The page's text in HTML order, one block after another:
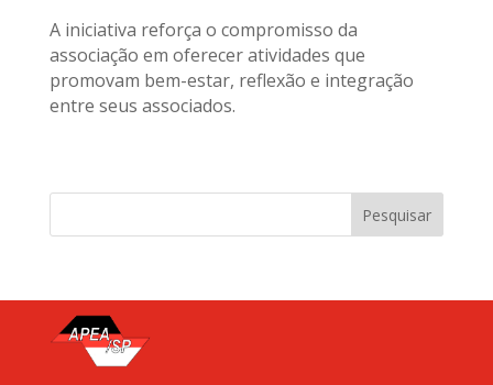
A iniciativa reforça o compromisso da
associação em oferecer atividades que
promovam bem-estar, reflexão e integração
entre seus associados.
Pesquisar